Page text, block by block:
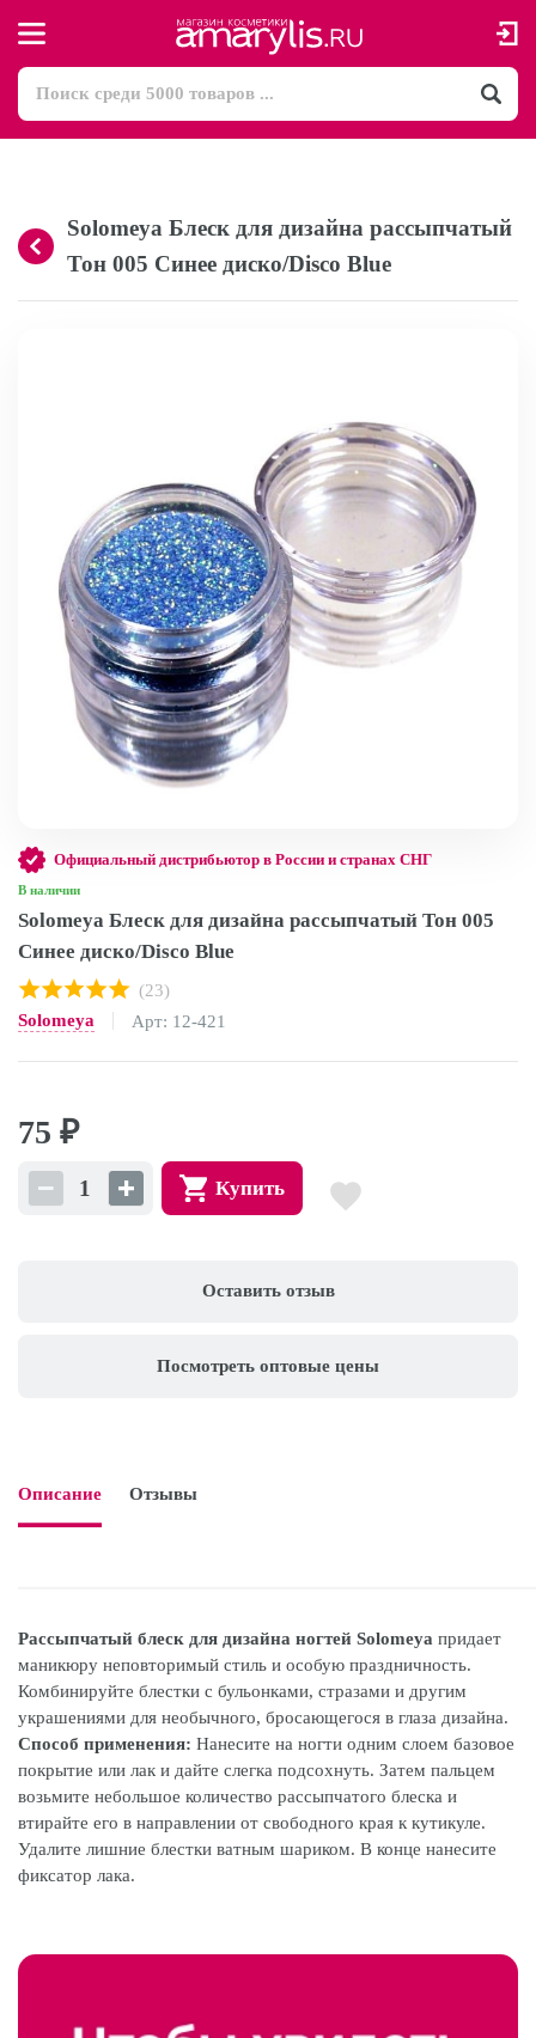
Solomeya Блеск для дизайна рассыпчатый
Тон 005 Синее диско/Disco Blue
Оставить отзыв
Посмотреть оптовые цены
Официальный дистрибьютор в России и странах СНГ
В наличии
Solomeya Блеск для дизайна рассыпчатый Тон 005
Синее диско/Disco Blue
(23)
Solomeya
Арт: 12-421
75 ₽
Купить
Описание Отзывы
Рассыпчатый блеск для дизайна ногтей Solomeya придает
маникюру неповторимый стиль и особую праздничность.
Комбинируйте блестки с бульонками, стразами и другим
украшениями для необычного, бросающегося в глаза дизайна.
Способ применения: Нанесите на ногти одним слоем базовое
покрытие или лак и дайте слегка подсохнуть. Затем пальцем
возьмите небольшое количество рассыпчатого блеска и
втирайте его в направлении от свободного края к кутикуле.
Удалите лишние блестки ватным шариком. В конце нанесите
фиксатор лака.